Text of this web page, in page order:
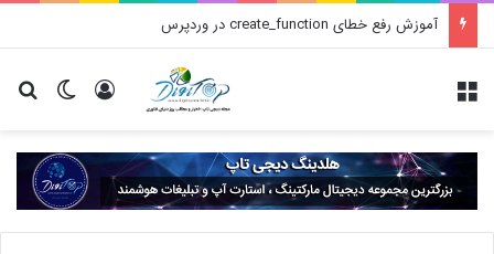
آموزش رفع خطای create_function در وردپرس
تغییر ورود